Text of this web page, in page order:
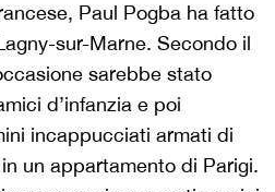
Paul Pogba ha fatto
sur-Marne. Secondo il
sarebbe stato
d’infanzia e poi
incappucciati armati di
un appartamento di Parigi.